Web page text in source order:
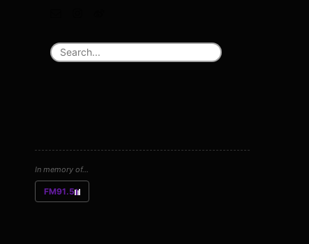
In memory of...
FM91.5